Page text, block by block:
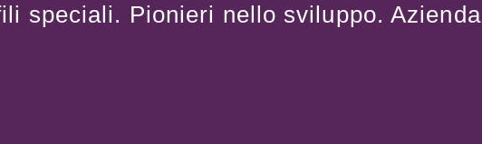
speciali. Pionieri nello sviluppo. Azienda